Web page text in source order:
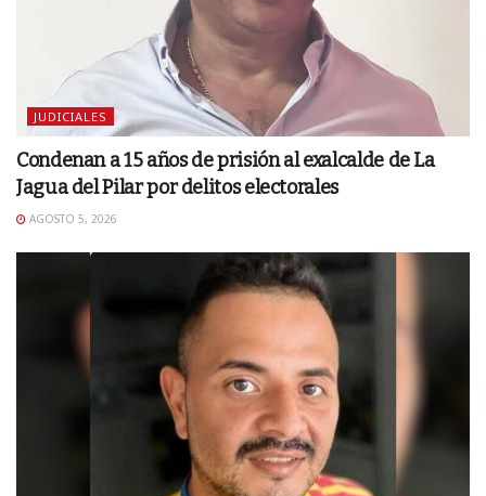
JUDICIALES
Condenan a 15 años de prisión al exalcalde de La
Jagua del Pilar por delitos electorales
AGOSTO 5, 2026